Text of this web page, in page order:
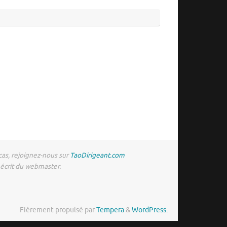
rejoignez-nous surTaoDirigeant.com
du webmaster.
Fièrement propulsé parTempera&WordPress.